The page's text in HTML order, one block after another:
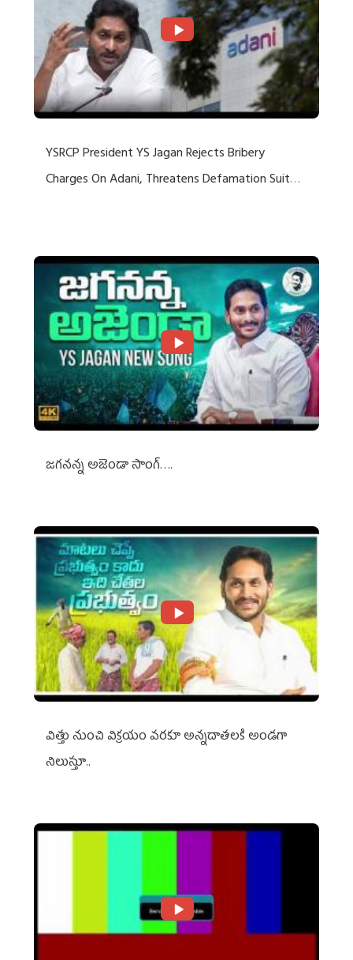
YSRCP President YS Jagan Rejects Bribery
Charges On Adani, Threatens Defamation Suit
జగనన్న అజెండా సాంగ్….
విత్తు నుంచి విక్రయం వరకూ అన్నదాతలకి అండగా
నిలుస్తూ..